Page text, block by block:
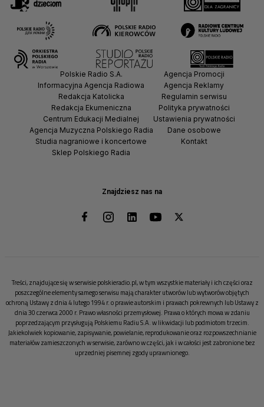
Znajdziesz nas na
Polskie Radio S.A.
Informacyjna Agencja Radiowa
Redakcja Katolicka
Redakcja Ekumeniczna
Centrum Edukacji Medialnej
Agencja Muzyczna Polskiego Radia
Studia nagraniowe i koncertowe
Sklep Polskiego Radia
Agencja Promocji
Agencja Reklamy
Regulamin serwisu
Polityka prywatności
Ustawienia prywatności
Dane osobowe
Kontakt
Treści, znajdujące się w serwisie polskieradio.pl, w tym wszystkie materiały i ich części oraz
poszczególne elementy samego serwisu mają charakter utworów lub wytworów objętych
ochroną Ustawy z dnia 4 lutego 1994 r. o prawie autorskim i prawach pokrewnych lub Ustawy z
dnia 30 czerwca 2000 r. Prawo własności przemysłowej. Prawa o których mowa w zdaniu
poprzedzającym przysługują Polskiemu Radiu S.A. w likwidacji lub podmiotom trzecim.
Jakiekolwiek kopiowanie, zapisywanie, powielanie, reprodukowanie oraz rozpowszechnianie
materiałów zamieszczonych w serwisie, zarówno w części, jak i w całości jest zabronione bez
uprzedniej pisemnej zgody uprawnionego.